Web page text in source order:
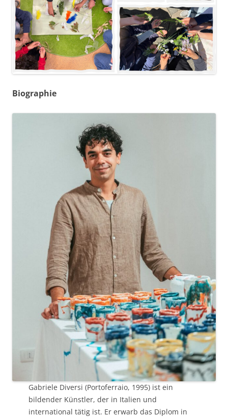
Biographie
Gabriele Diversi (Portoferraio, 1995) ist ein
bildender Künstler, der in Italien und
international tätig ist. Er erwarb das Diplom in